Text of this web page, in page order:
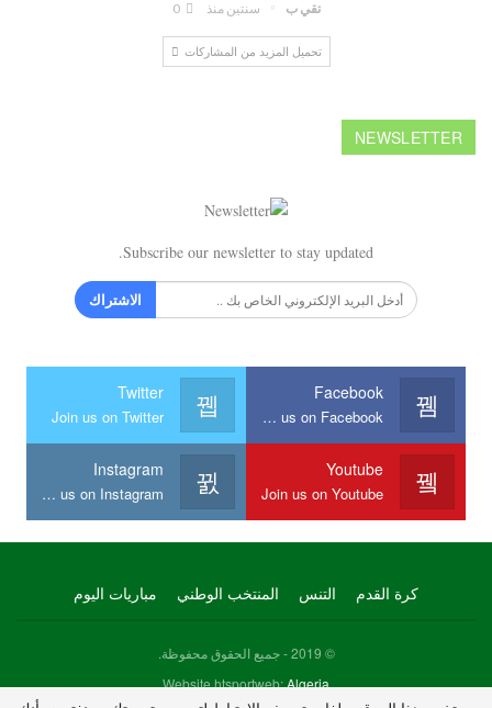
تقي ب سنتين منذ 0
تحميل المزيد من المشاركات
NEWSLETTER
Subscribe our newsletter to stay updated.
الاشتراك
Facebook
Join us on Facebook
Twitter
Join us on Twitter
Youtube
Join us on Youtube
Instagram
Join us on Instagram
كرة القدم التنس المنتخب الوطني مباريات اليوم
© 2019 - جميع الحقوق محفوظة.
Website htsportweb:Algeria